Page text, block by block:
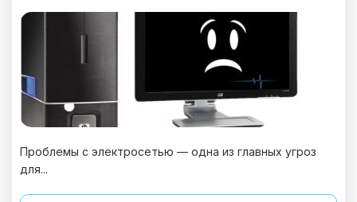
Проблемы с электросетью — одна из главных угроз
для...